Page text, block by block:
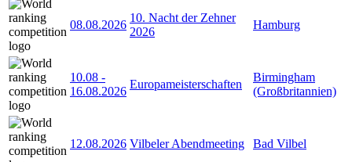
08.08.2026
10. Nacht der Zehner
2026
Hamburg
10.08 -
16.08.2026
Europameisterschaften
Birmingham
(Großbritannien)
12.08.2026 Vilbeler Abendmeeting Bad Vilbel